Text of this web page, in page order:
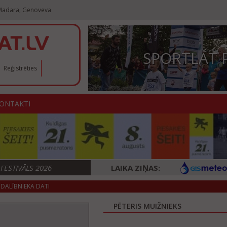
Genoveva
Reģistrēties SPORTLAT
2026 LAIKA ZIŅAS:
DALĪBNIEKA DATI
PĒTERIS MUIŽNIEKS